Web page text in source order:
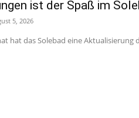
ist der Spaß im
5, 2026
hat das Solebad eine